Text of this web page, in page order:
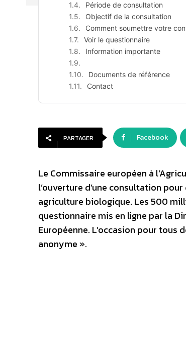
Période de consultation
Objectif de la consultation
Comment soumettre votre
Voir le questionnaire
Information importante
Documents de référence
Contact
PARTAGER Facebook
Le Commissaire européen à
l’ouverture d’une consultation
agriculture biologique. Les 500
questionnaire mis en ligne par la
Européenne. L’occasion pour tous
anonyme ».